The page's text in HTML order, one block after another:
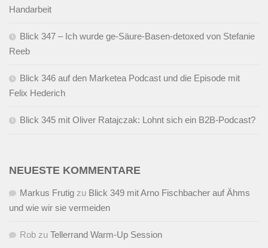
Handarbeit
Blick 347 – Ich wurde ge-Säure-Basen-detoxed von Stefanie
Reeb
Blick 346 auf den Marketea Podcast und die Episode mit
Felix Hederich
Blick 345 mit Oliver Ratajczak: Lohnt sich ein B2B-Podcast?
NEUESTE KOMMENTARE
Markus Frutig zu Blick 349 mit Arno Fischbacher auf Ähms
und wie wir sie vermeiden
Rob zu Tellerrand Warm-Up Session